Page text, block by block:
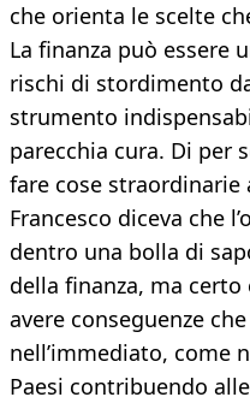
che orienta le scelte
La finanza può essere
rischi di stordimento
strumento
parecchia cura. Di per
fare cose straordinarie
Francesco diceva che
dentro una bolla di
della finanza, ma
avere conseguenze
nell’immediato, come
Paesi contribuendo